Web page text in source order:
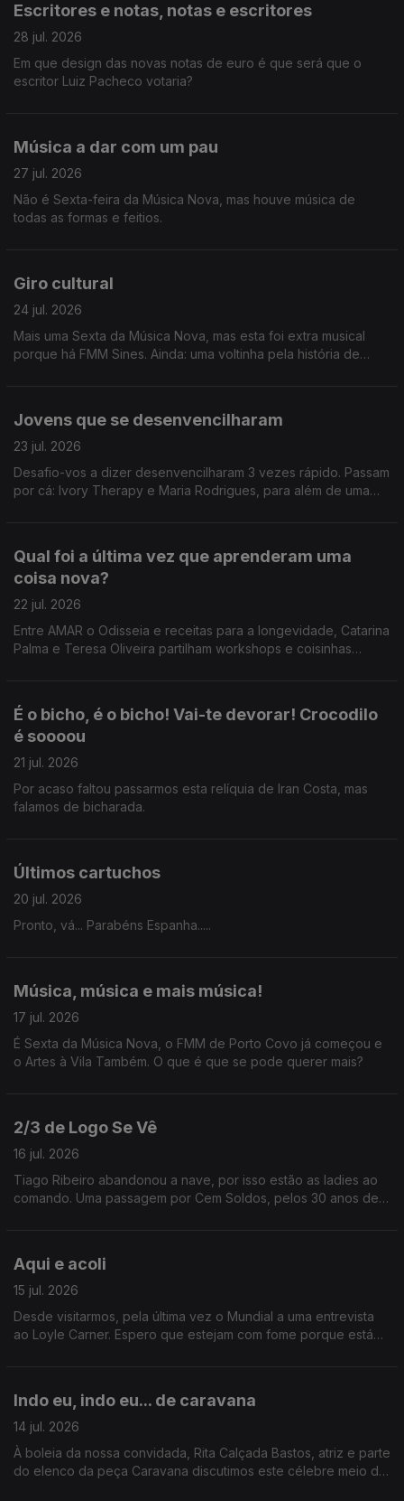
Escritores e notas, notas e escritores
28 jul. 2026
Em que design das novas notas de euro é que será que o
escritor Luiz Pacheco votaria?
Música a dar com um pau
27 jul. 2026
Não é Sexta-feira da Música Nova, mas houve música de
todas as formas e feitios.
Giro cultural
24 jul. 2026
Mais uma Sexta da Música Nova, mas esta foi extra musical
porque há FMM Sines. Ainda: uma voltinha pela história de
Jovens que se desenvencilharam
23 jul. 2026
Desafio-vos a dizer desenvencilharam 3 vezes rápido. Passam
por cá: Ivory Therapy e Maria Rodrigues, para além de uma
Qual foi a última vez que aprenderam uma
coisa nova?
22 jul. 2026
Entre AMAR o Odisseia e receitas para a longevidade, Catarina
Palma e Teresa Oliveira partilham workshops e coisinhas
É o bicho, é o bicho! Vai-te devorar! Crocodilo
é soooou
21 jul. 2026
Por acaso faltou passarmos esta relíquia de Iran Costa, mas
falamos de bicharada.
Últimos cartuchos
20 jul. 2026
Pronto, vá... Parabéns Espanha.....
Música, música e mais música!
17 jul. 2026
É Sexta da Música Nova, o FMM de Porto Covo já começou e
o Artes à Vila Também. O que é que se pode querer mais?
2/3 de Logo Se Vê
16 jul. 2026
Tiago Ribeiro abandonou a nave, por isso estão as ladies ao
comando. Uma passagem por Cem Soldos, pelos 30 anos de
Aqui e acoli
15 jul. 2026
Desde visitarmos, pela última vez o Mundial a uma entrevista
ao Loyle Carner. Espero que estejam com fome porque está
Indo eu, indo eu... de caravana
14 jul. 2026
À boleia da nossa convidada, Rita Calçada Bastos, atriz e parte
do elenco da peça Caravana discutimos este célebre meio de